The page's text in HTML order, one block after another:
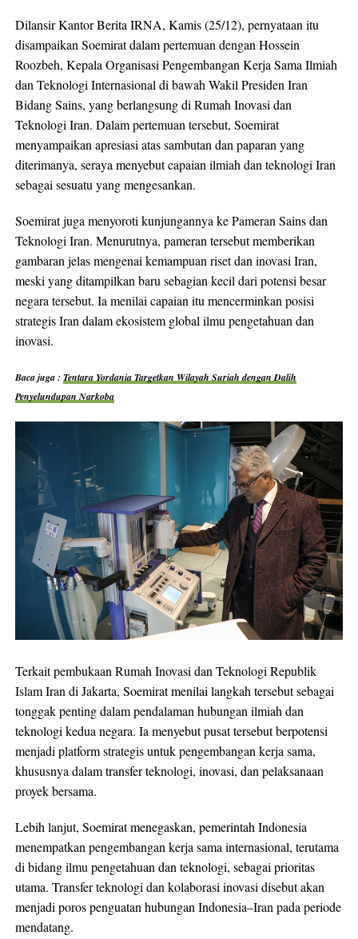
Dilansir Kantor Berita IRNA, Kamis (25/12), pernyataan itu
disampaikan Soemirat dalam pertemuan dengan Hossein
Roozbeh, Kepala Organisasi Pengembangan Kerja Sama Ilmiah
dan Teknologi Internasional di bawah Wakil Presiden Iran
Bidang Sains, yang berlangsung di Rumah Inovasi dan
Teknologi Iran. Dalam pertemuan tersebut, Soemirat
menyampaikan apresiasi atas sambutan dan paparan yang
diterimanya, seraya menyebut capaian ilmiah dan teknologi Iran
sebagai sesuatu yang mengesankan.
Soemirat juga menyoroti kunjungannya ke Pameran Sains dan
Teknologi Iran. Menurutnya, pameran tersebut memberikan
gambaran jelas mengenai kemampuan riset dan inovasi Iran,
meski yang ditampilkan baru sebagian kecil dari potensi besar
negara tersebut. Ia menilai capaian itu mencerminkan posisi
strategis Iran dalam ekosistem global ilmu pengetahuan dan
inovasi.
Baca juga : Tentara Yordania Targetkan Wilayah Suriah dengan Dalih
Penyelundupan Narkoba
Terkait pembukaan Rumah Inovasi dan Teknologi Republik
Islam Iran di Jakarta, Soemirat menilai langkah tersebut sebagai
tonggak penting dalam pendalaman hubungan ilmiah dan
teknologi kedua negara. Ia menyebut pusat tersebut berpotensi
menjadi platform strategis untuk pengembangan kerja sama,
khususnya dalam transfer teknologi, inovasi, dan pelaksanaan
proyek bersama.
Lebih lanjut, Soemirat menegaskan, pemerintah Indonesia
menempatkan pengembangan kerja sama internasional, terutama
di bidang ilmu pengetahuan dan teknologi, sebagai prioritas
utama. Transfer teknologi dan kolaborasi inovasi disebut akan
menjadi poros penguatan hubungan Indonesia–Iran pada periode
mendatang.